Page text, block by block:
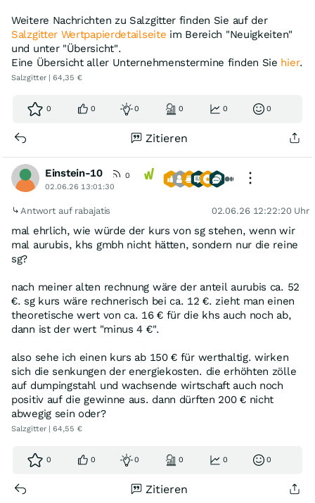
Weitere Nachrichten zu Salzgitter finden Sie auf der
Salzgitter Wertpapierdetailseite im Bereich "Neuigkeiten"
und unter "Übersicht".
Eine Übersicht aller Unternehmenstermine finden Sie hier.
Salzgitter | 64,35 €
0 0 0 0 0 0
Zitieren
Einstein-10
0
02.06.26 13:01:30
Antwort auf rabajatis 02.06.26 12:22:20 Uhr
mal ehrlich, wie würde der kurs von sg stehen, wenn wir
mal aurubis, khs gmbh nicht hätten, sondern nur die reine
sg?
nach meiner alten rechnung wäre der anteil aurubis ca. 52
€. sg kurs wäre rechnerisch bei ca. 12 €. zieht man einen
theoretische wert von ca. 16 € für die khs auch noch ab,
dann ist der wert "minus 4 €".
also sehe ich einen kurs ab 150 € für werthaltig. wirken
sich die senkungen der energiekosten. die erhöhten zölle
auf dumpingstahl und wachsende wirtschaft auch noch
positiv auf die gewinne aus. dann dürften 200 € nicht
abwegig sein oder?
Salzgitter | 64,55 €
0 0 0 0 0 0
Zitieren